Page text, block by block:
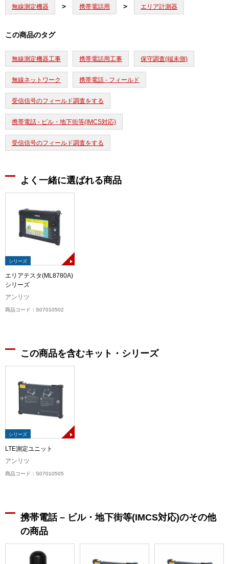
無線測定機器 携帯電話用 エリア計測器
この商品のタグ
無線測定機器工事 携帯電話用工事 保守調査(端末側)
無線ネットワーク 携帯電話 - フィールド
受信信号のフィールド調査をする
携帯電話 - ビル・地下街等(IMCS対応)
受信信号のフィールド調査をする
よく一緒に選ばれる商品
シリーズ
エリアテスタ(ML8780A)
シリーズ
アンリツ
商品コード：S07010502
この商品を含むキット・シリーズ
シリーズ
LTE測定ユニット
アンリツ
商品コード：S07010505
携帯電話 – ビル・地下街等(IMCS対応)のその他
の商品